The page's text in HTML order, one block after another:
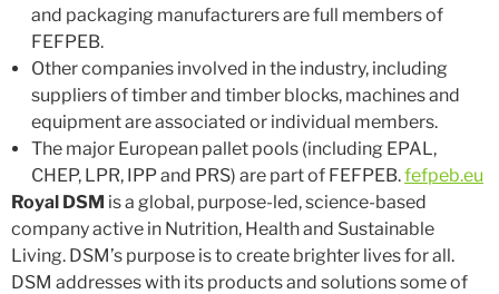
and packaging manufacturers are full members of
FEFPEB.
Other companies involved in the industry, including
suppliers of timber and timber blocks, machines and
equipment are associated or individual members.
The major European pallet pools (including EPAL,
CHEP, LPR, IPP and PRS) are part of FEFPEB.fefpeb.eu
Royal DSM is a global, purpose-led, science-based
company active in Nutrition, Health and Sustainable
Living. DSM’s purpose is to create brighter lives for all.
DSM addresses with its products and solutions some of